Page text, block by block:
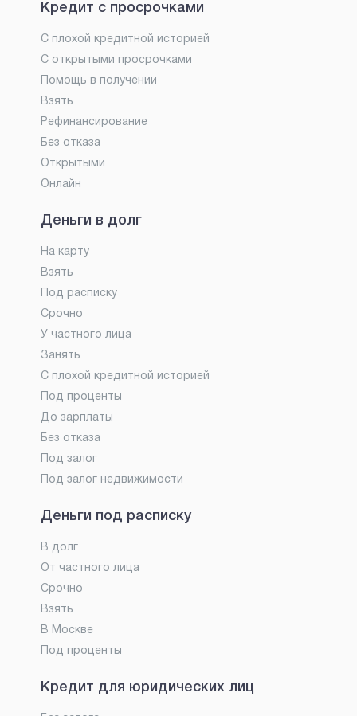
Кредит с просрочками
С плохой кредитной историей
С открытыми просрочками
Помощь в получении
Взять
Рефинансирование
Без отказа
Открытыми
Онлайн
Деньги в долг
На карту
Взять
Под расписку
Срочно
У частного лица
Занять
С плохой кредитной историей
Под проценты
До зарплаты
Без отказа
Под залог
Под залог недвижимости
Деньги под расписку
В долг
От частного лица
Срочно
Взять
В Москве
Под проценты
Кредит для юридических лиц